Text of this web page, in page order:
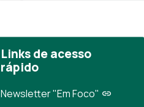
Links de acesso
rápido
Newsletter "Em Foco"